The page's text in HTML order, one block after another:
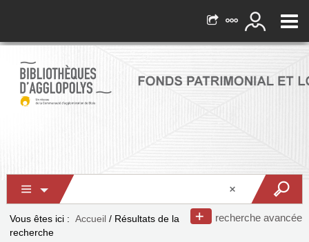
recherche avancée
Vous êtes ici : Accueil / Résultats de la
recherche